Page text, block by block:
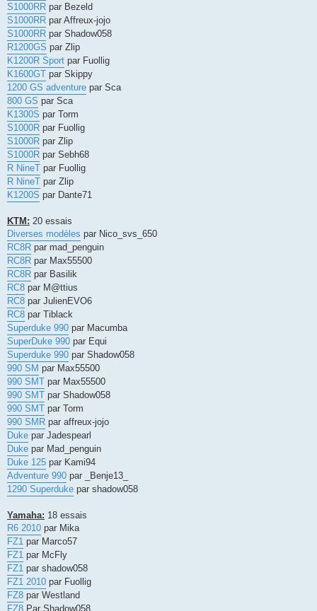
S1000RR par Bezeld
S1000RR par Affreux-jojo
S1000RR par Shadow058
R1200GS par Zlip
K1200R Sport par Fuollig
K1600GT par Skippy
1200 GS adventure par Sca
800 GS par Sca
K1300S par Torm
S1000R par Fuollig
S1000R par Zlip
S1000R par Sebh68
R NineT par Fuollig
R NineT par Zlip
K1200S par Dante71
KTM: 20 essais
Diverses modèles par Nico_svs_650
RC8R par mad_penguin
RC8R par Max55500
RC8R par Basilik
RC8 par M@ttius
RC8 par JulienEVO6
RC8 par Tiblack
Superduke 990 par Macumba
SuperDuke 990 par Equi
Superduke 990 par Shadow058
990 SM par Max55500
990 SMT par Max55500
990 SMT par Shadow058
990 SMT par Torm
990 SMR par affreux-jojo
Duke par Jadespearl
Duke par Mad_penguin
Duke 125 par Kami94
Adventure 990 par _Benje13_
1290 Superduke par shadow058
Yamaha: 18 essais
R6 2010 par Mika
FZ1 par Marco57
FZ1 par McFly
FZ1 par shadow058
FZ1 2010 par Fuollig
FZ8 par Westland
FZ8 Par Shadow058